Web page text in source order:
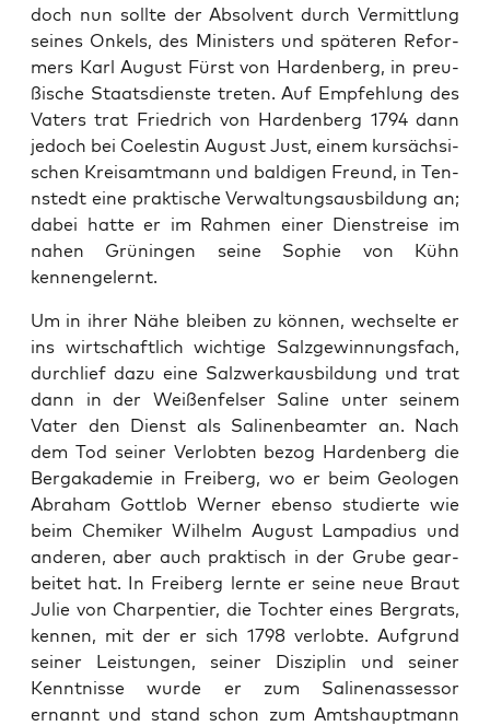
doch nun soll­te der Absol­vent durch Ver­mitt­lung
sei­nes Onkels, des Minis­ters und spä­te­ren Refor­
mers Karl August Fürst von Har­den­berg, in preu­
ßi­sche Staats­diens­te tre­ten. Auf Emp­feh­lung des
Vaters trat Fried­rich von Har­den­berg 1794 dann
jedoch bei Coeles­tin August Just, einem kur­säch­si­
schen Kreis­amt­mann und bal­di­gen Freund, in Ten­
n­stedt eine prak­ti­sche Ver­wal­tungs­aus­bil­dung an;
dabei hat­te er im Rah­men einer Dienst­rei­se im
nahen Grü­nin­gen sei­ne ­Sophie von Kühn
kennengelernt.
Um in ihrer Nähe blei­ben zu kön­nen, wech­sel­te er
ins wirt­schaft­lich wich­ti­ge Salz­ge­win­nungs­fach,
durch­lief dazu eine Salz­werk­aus­bil­dung und trat
dann in der Wei­ßen­fel­ser Sali­ne unter sei­nem
Vater den Dienst als Sali­nen­be­am­ter an. Nach
dem Tod sei­ner Ver­lob­ten bezog Har­den­berg die
Berg­aka­de­mie in Frei­berg, wo er beim Geo­lo­gen
Abra­ham Gott­lob Wer­ner eben­so stu­dier­te wie
beim Che­mi­ker Wil­helm August Lam­pa­di­us und
ande­ren, aber auch prak­tisch in der Gru­be gear­
bei­tet hat. In Frei­berg lern­te er sei­ne neue Braut
Julie von ­Char­pen­tier, die Toch­ter eines Berg­rats,
ken­nen, mit der er sich 1798 ver­lob­te. Auf­grund
sei­ner Leis­tun­gen, sei­ner Dis­zi­plin und sei­ner
Kennt­nis­se wur­de er zum Sali­nen­as­ses­sor
ernannt und stand schon zum Amts­haupt­mann